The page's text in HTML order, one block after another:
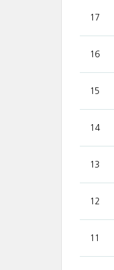
17
16
15
14
13
12
11